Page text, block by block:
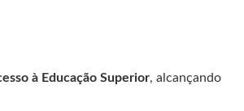
à Educação Superior, alcançando